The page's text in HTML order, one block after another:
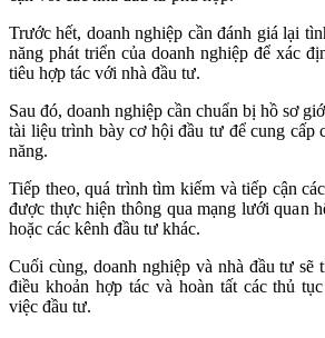
Trước hết, doanh nghiệp cần đánh giá lại
năng phát triển của doanh nghiệp để xác
tiêu hợp tác với nhà đầu tư.
Sau đó, doanh nghiệp cần chuẩn bị hồ sơ
tài liệu trình bày cơ hội đầu tư để cung cấp
năng.
Tiếp theo, quá trình tìm kiếm và tiếp cận
được thực hiện thông qua mạng lưới quan
hoặc các kênh đầu tư khác.
Cuối cùng, doanh nghiệp và nhà đầu tư sẽ
điều khoản hợp tác và hoàn tất các thủ
việc đầu tư.